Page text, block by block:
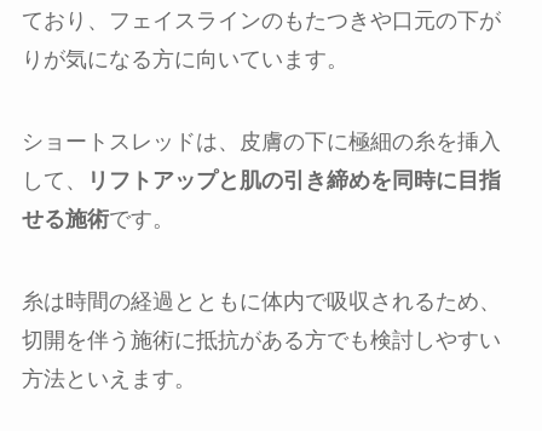
ており、フェイスラインのもたつきや口元の下が
りが気になる方に向いています。
ショートスレッドは、皮膚の下に極細の糸を挿入
して、
リフトアップと肌の引き締めを同時に目指
せる施術です。
糸は時間の経過とともに体内で吸収されるため、
切開を伴う施術に抵抗がある方でも検討しやすい
方法といえます。